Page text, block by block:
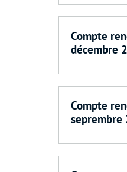
Compte
décembre
Compte
seprembre